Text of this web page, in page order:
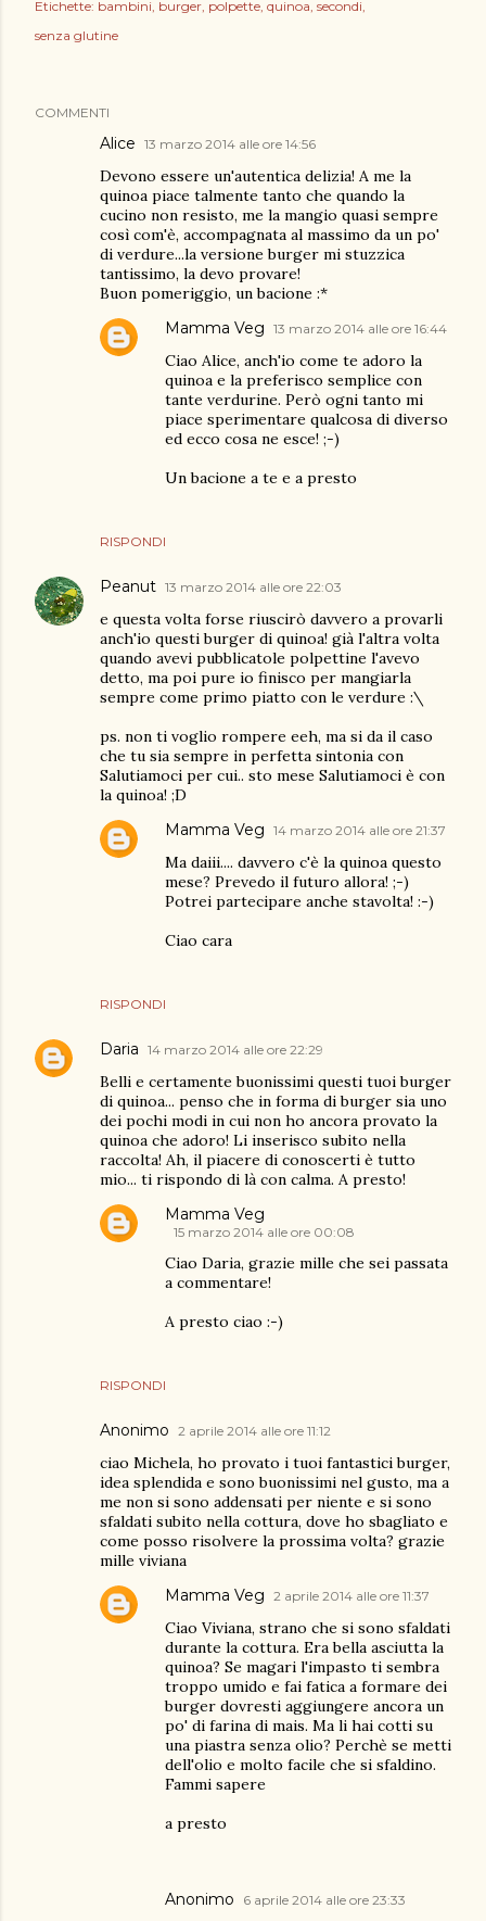
Etichette: bambini burger polpette quinoa secondi
senza glutine
COMMENTI
Alice 13 marzo 2014 alle ore 14:56
Devono essere un'autentica delizia! A me la
quinoa piace talmente tanto che quando la
cucino non resisto, me la mangio quasi sempre
così com'è, accompagnata al massimo da un po'
di verdure...la versione burger mi stuzzica
tantissimo, la devo provare!
Buon pomeriggio, un bacione :*
RISPONDI
Mamma Veg 13 marzo 2014 alle ore 16:44
Ciao Alice, anch'io come te adoro la
quinoa e la preferisco semplice con
tante verdurine. Però ogni tanto mi
piace sperimentare qualcosa di diverso
ed ecco cosa ne esce! ;-)
Un bacione a te e a presto
Peanut 13 marzo 2014 alle ore 22:03
e questa volta forse riuscirò davvero a provarli
anch'io questi burger di quinoa! già l'altra volta
quando avevi pubblicatole polpettine l'avevo
detto, ma poi pure io finisco per mangiarla
sempre come primo piatto con le verdure :\
ps. non ti voglio rompere eeh, ma si da il caso
che tu sia sempre in perfetta sintonia con
Salutiamoci per cui.. sto mese Salutiamoci è con
la quinoa! ;D
RISPONDI
Mamma Veg 14 marzo 2014 alle ore 21:37
Ma daiii.... davvero c'è la quinoa questo
mese? Prevedo il futuro allora! ;-)
Potrei partecipare anche stavolta! :-)
Ciao cara
Daria 14 marzo 2014 alle ore 22:29
Belli e certamente buonissimi questi tuoi burger
di quinoa... penso che in forma di burger sia uno
dei pochi modi in cui non ho ancora provato la
quinoa che adoro! Li inserisco subito nella
raccolta! Ah, il piacere di conoscerti è tutto
mio... ti rispondo di là con calma. A presto!
RISPONDI
Mamma Veg
15 marzo 2014 alle ore 00:08
Ciao Daria, grazie mille che sei passata
a commentare!
A presto ciao :-)
Anonimo 2 aprile 2014 alle ore 11:12
ciao Michela, ho provato i tuoi fantastici burger,
idea splendida e sono buonissimi nel gusto, ma a
me non si sono addensati per niente e si sono
sfaldati subito nella cottura, dove ho sbagliato e
come posso risolvere la prossima volta? grazie
mille viviana
Mamma Veg 2 aprile 2014 alle ore 11:37
Ciao Viviana, strano che si sono sfaldati
durante la cottura. Era bella asciutta la
quinoa? Se magari l'impasto ti sembra
troppo umido e fai fatica a formare dei
burger dovresti aggiungere ancora un
po' di farina di mais. Ma li hai cotti su
una piastra senza olio? Perchè se metti
dell'olio e molto facile che si sfaldino.
Fammi sapere
a presto
Anonimo 6 aprile 2014 alle ore 23:33